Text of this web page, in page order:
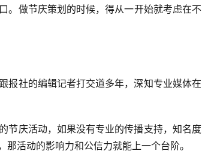
。做节庆策划的时候，得从一开始就考虑在不
报社的编辑记者打交道多年，深知专业媒体在
节庆活动，如果没有专业的传播支持，知名度
活动的影响力和公信力就能上一个台阶。